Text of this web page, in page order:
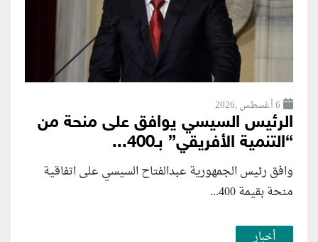
6 أغسطس ,2026
الرئيس السيسي يوافق على منحة من
“التنمية الأفريقي” بـ400...
وافق رئيس الجمهورية عبدالفتاح السيسي على اتفاقية
منحة بقيمة 400...
أخبار